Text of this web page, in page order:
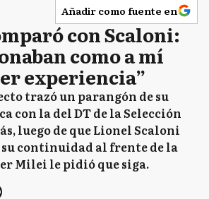
Añadir como fuente en
con Scaloni:
como a mí
experiencia”
trazó un parangón de su
con la del DT de la Selección
luego de que Lionel Scaloni
su continuidad al frente de la
Milei le pidió que siga.